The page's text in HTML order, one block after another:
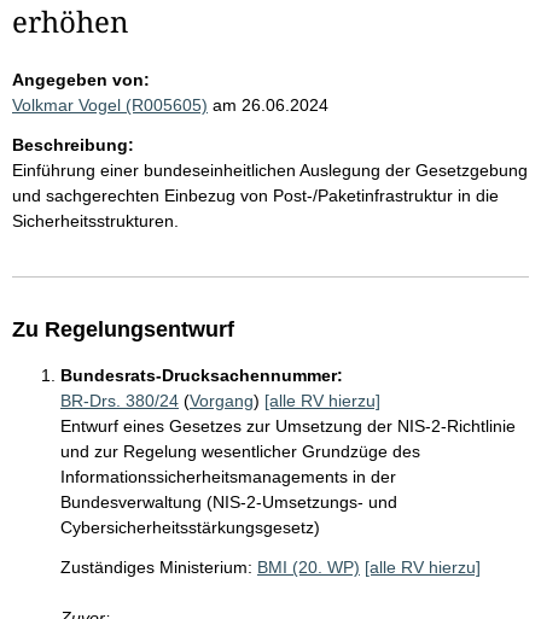
erhöhen
Angegeben von:
Volkmar Vogel (R005605) am 26.06.2024
Beschreibung:
Einführung einer bundeseinheitlichen Auslegung der Gesetzgebung
und sachgerechten Einbezug von Post-/Paketinfrastruktur in die
Sicherheitsstrukturen.
Zu Regelungsentwurf
Bundesrats-Drucksachennummer:
BR-Drs. 380/24 (Vorgang) [alle RV hierzu]
Entwurf eines Gesetzes zur Umsetzung der NIS-2-Richtlinie
und zur Regelung wesentlicher Grundzüge des
Informationssicherheitsmanagements in der
Bundesverwaltung (NIS-2-Umsetzungs- und
Cybersicherheitsstärkungsgesetz)
Zuständiges Ministerium: BMI (20. WP) [alle RV hierzu]